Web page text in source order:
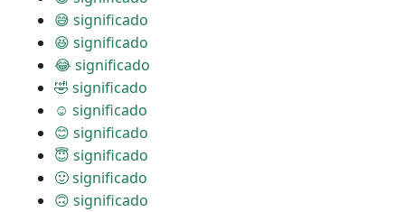
😅 significado
😆 significado
😂 significado
🤣 significado
☺ significado
😊 significado
😇 significado
🙂 significado
🙃 significado